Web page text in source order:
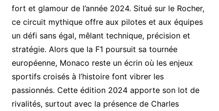
fort et glamour de l’année 2024. Situé sur le Rocher,
ce circuit mythique offre aux pilotes et aux équipes
un défi sans égal, mêlant technique, précision et
stratégie. Alors que la F1 poursuit sa tournée
européenne, Monaco reste un écrin où les enjeux
sportifs croisés à l’histoire font vibrer les
passionnés. Cette édition 2024 apporte son lot de
rivalités, surtout avec la présence de Charles